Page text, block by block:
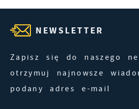
NEWSLETTER
Zapisz się do naszego
otrzymuj najnowsze
podany adres e-mail